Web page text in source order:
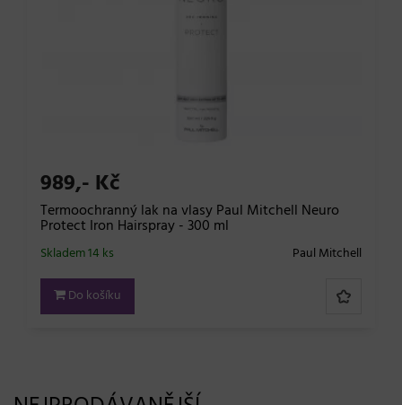
989,- Kč
Termoochranný lak na vlasy Paul Mitchell Neuro
Protect Iron Hairspray - 300 ml
Paul Mitchell
Skladem 14 ks
Do košíku